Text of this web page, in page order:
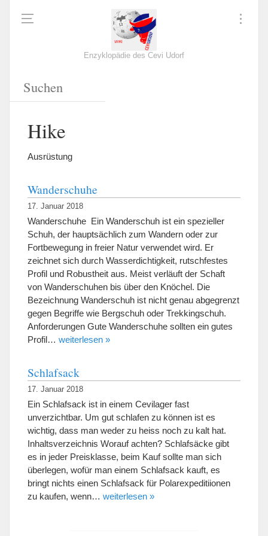
Enzyklopädie des Cevi Udorf
Hike
Ausrüstung
Wanderschuhe
17. Januar 2018
Wanderschuhe Ein Wanderschuh ist ein spezieller
Schuh, der hauptsächlich zum Wandern oder zur
Fortbewegung in freier Natur verwendet wird. Er
zeichnet sich durch Wasserdichtigkeit, rutschfestes
Profil und Robustheit aus. Meist verläuft der Schaft
von Wanderschuhen bis über den Knöchel. Die
Bezeichnung Wanderschuh ist nicht genau abgegrenzt
gegen Begriffe wie Bergschuh oder Trekkingschuh.
Anforderungen Gute Wanderschuhe sollten ein gutes
Profil… weiterlesen »
Schlafsack
17. Januar 2018
Ein Schlafsack ist in einem Cevilager fast
unverzichtbar. Um gut schlafen zu können ist es
wichtig, dass man weder zu heiss noch zu kalt hat.
Inhaltsverzeichnis Worauf achten? Schlafsäcke gibt
es in jeder Preisklasse, beim Kauf sollte man sich
überlegen, wofür man einem Schlafsack kauft, es
bringt nichts einen Schlafsack für Polarexpeditiionen
zu kaufen, wenn… weiterlesen »